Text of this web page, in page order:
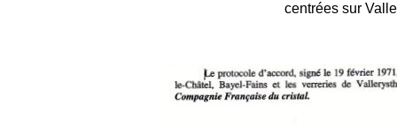
centrées sur